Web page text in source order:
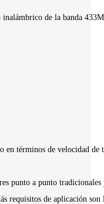
de la banda
en términos de velocidad
punto a punto
requisitos de aplicación son